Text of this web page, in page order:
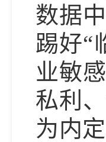
数据
踢好“
业敏
私利
为内